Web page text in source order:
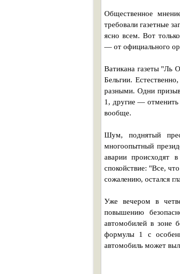
Общественное
требовали газетные
ясно всем. Вот
— от официального
Ватикана газеты "Ль
Бельгии.
разными. Одни
1, другие — отменить
вообще.
Шум, поднятый
многоопытный
аварии происходят
спокойствие: "Все,
сожалению, остался
Уже вечером в
повышению
автомобилей в зоне
формулы 1 с
автомобиль может